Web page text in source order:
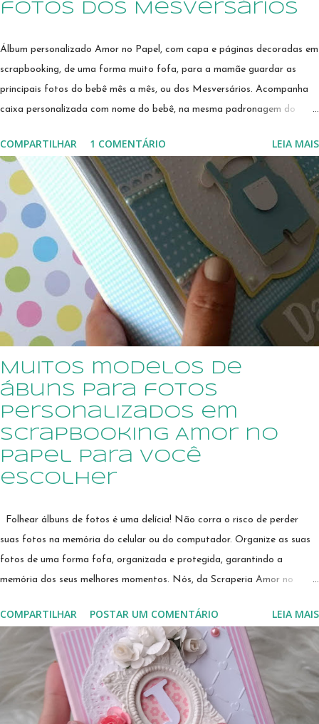
fotos dos Mesversários
Álbum personalizado Amor no Papel, com capa e páginas decoradas em
scrapbooking, de uma forma muito fofa, para a mamãe guardar as
principais fotos do bebê mês a mês, ou dos Mesversários. Acompanha
caixa personalizada com nome do bebê, na mesma padronagem do
de papéis para formar as imagens e texto. uma ótima opção de
presente para o chá de bebê e/ou visitas ao recém nascido! Produzido
sob encomenda, e pode ser feito em outras cores e temas. Envio para
todo o Brasil pelos Correios Uma ótima sugestão de presente para
encantar uma grávida querida: álbum totalmente personalizado em
scrapbooking, para guardar as fotos dos Mesversários, ou as fotos do
desenvolvimento do bebê, mês a mês, de uma forma super linda! Cada
detalhe mais lindo que o outro, e você pode ter as páginas do álbum do
bebê personalizadas, e decoradas ao seu gosto ...
COMPARTILHAR 1 COMENTÁRIO LEIA MAIS
Muitos modelos de
ábuns para fotos
personalizados em
scrapbooking Amor no
Papel para você
escolher
Folhear álbuns de fotos é uma delícia! Não corra o risco de perder
suas fotos na memória do celular ou do computador. Organize as suas
fotos de uma forma fofa, organizada e protegida, garantindo a
memória dos seus melhores momentos. Nós, da Scraperia Amor no
do quartinho, celebrações de mesversários, aniversários, e muito mais.
modelo de álbum personalizado para menina, em candy colors, no tema
ursinha princesa modelo de álbum em scrapbook no tema rapozinha
laranja, com detalhes em lilás Interior do álbum para 120 fotos
tamanho 10X15, que são encaixadas em envelopes plásticos Nossos
produtos são personalizados com corte e colagem de pecinhas de
COMPARTILHAR POSTAR UM COMENTÁRIO LEIA MAIS